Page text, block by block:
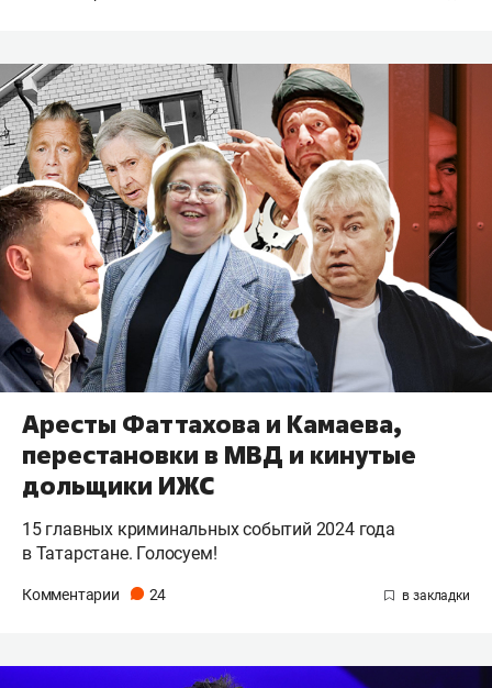
Аресты Фаттахова и Камаева,
перестановки в МВД и кинутые
дольщики ИЖС
15 главных криминальных событий 2024 года
в Татарстане. Голосуем!
Комментарии 24